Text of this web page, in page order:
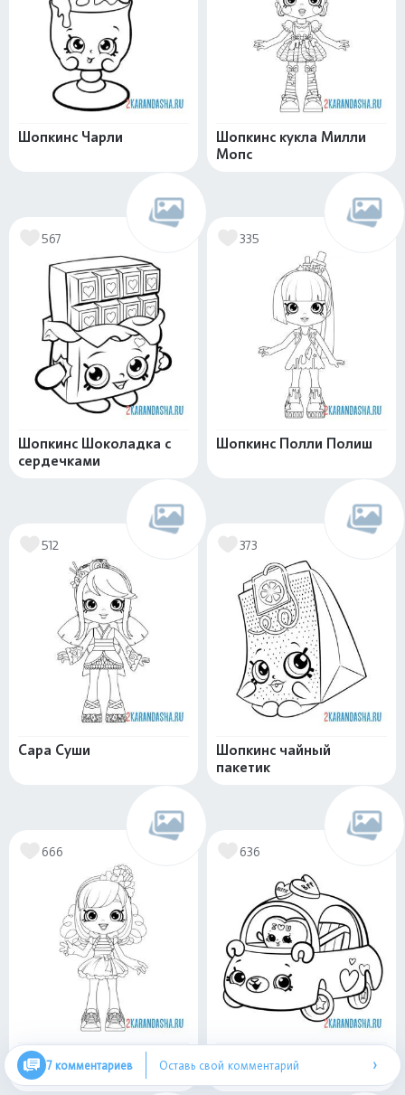
Шопкинс Чарли
Шопкинс кукла Милли
Мопс
567
Шопкинс Шоколадка с
сердечками
335
Шопкинс Полли Полиш
512
Сара Суши
373
Шопкинс чайный
пакетик
666
Попетт
636
Шопкинс машинка
сердечко
7 комментариев Оставь свой комментарий ›